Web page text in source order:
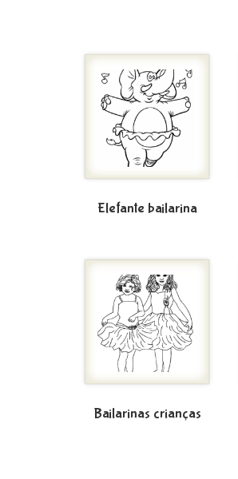
Elefante bailarina
Bailarinas crianças